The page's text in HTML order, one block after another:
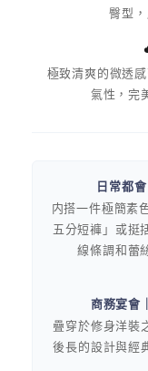
臀型
極致清爽的微透
氣性，完
日常都
内搭一件極簡素
五分短褲」或挺
線條調和蕾
商務宴會
疊穿於修身洋裝
後長的設計與經